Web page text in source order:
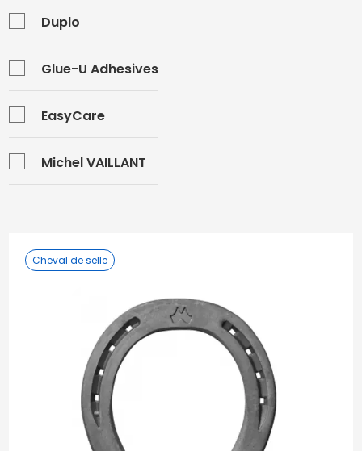
Duplo
Glue-U Adhesives
EasyCare
Michel VAILLANT
Cheval de selle